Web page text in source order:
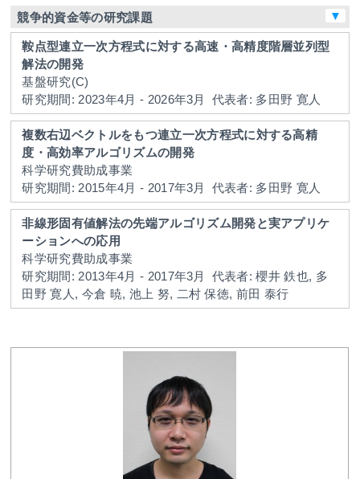
競争的資金等の研究課題 ▼
鞍点型連立一次方程式に対する高速・高精度階層並列型
解法の開発
基盤研究(C)
研究期間: 2023年4月 - 2026年3月
代表者: 多田野 寛人
複数右辺ベクトルをもつ連立一次方程式に対する高精
度・高効率アルゴリズムの開発
科学研究費助成事業
研究期間: 2015年4月 - 2017年3月
代表者: 多田野 寛人
非線形固有値解法の先端アルゴリズム開発と実アプリケ
ーションへの応用
科学研究費助成事業
研究期間: 2013年4月 - 2017年3月
代表者: 櫻井 鉄也, 多
田野 寛人, 今倉 暁, 池上 努, 二村 保徳, 前田 泰行